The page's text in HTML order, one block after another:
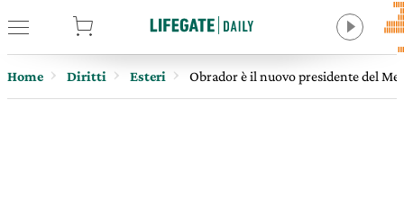
Home Diritti Esteri Obrador è il nuovo presidente del